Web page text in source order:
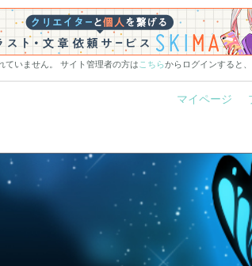
ていません。 サイト管理者の方は こちらからログインすると
マイページ